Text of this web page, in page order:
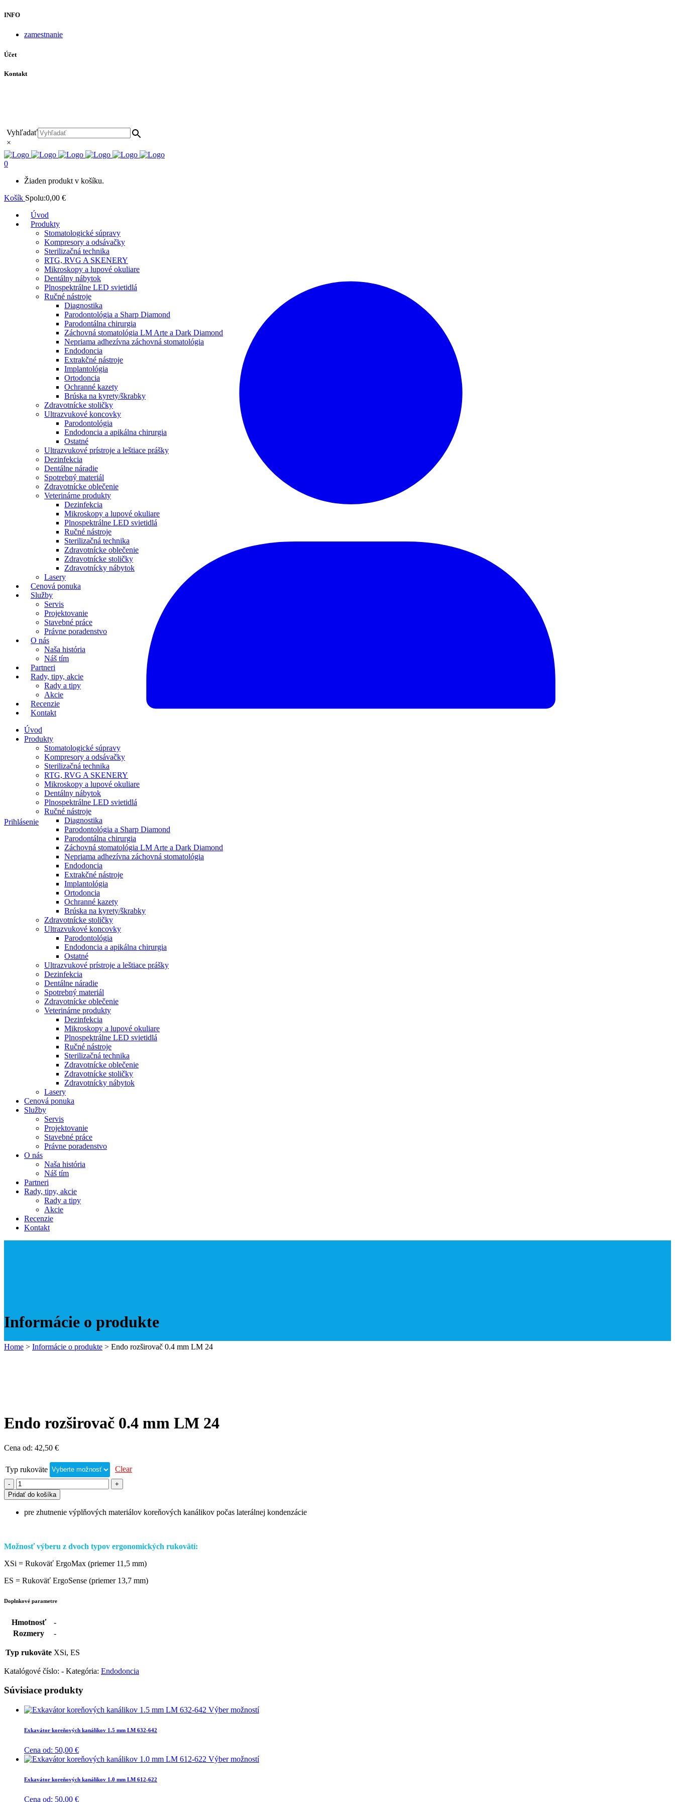
INFO
zamestnanie
Účet
Kontakt
Vyhľadať
×
Prihlásenie
0
Žiaden produkt v košíku.
Košík Spolu:0,00 €
Úvod
Produkty
Stomatologické súpravy
Kompresory a odsávačky
Sterilizačná technika
RTG, RVG A SKENERY
Mikroskopy a lupové okuliare
Dentálny nábytok
Plnospektrálne LED svietidlá
Ručné nástroje
Diagnostika
Parodontológia a Sharp Diamond
Parodontálna chirurgia
Záchovná stomatológia LM Arte a Dark Diamond
Nepriama adhezívna záchovná stomatológia
Endodoncia
Extrakčné nástroje
Implantológia
Ortodoncia
Ochranné kazety
Brúska na kyrety/škrabky
Zdravotnícke stoličky
Ultrazvukové koncovky
Parodontológia
Endodoncia a apikálna chirurgia
Ostatné
Ultrazvukové prístroje a leštiace prášky
Dezinfekcia
Dentálne náradie
Spotrebný materiál
Zdravotnícke oblečenie
Veterinárne produkty
Dezinfekcia
Mikroskopy a lupové okuliare
Plnospektrálne LED svietidlá
Ručné nástroje
Sterilizačná technika
Zdravotnícke oblečenie
Zdravotnícke stoličky
Zdravotnícky nábytok
Lasery
Cenová ponuka
Služby
Servis
Projektovanie
Stavebné práce
Právne poradenstvo
O nás
Naša história
Náš tím
Partneri
Rady, tipy, akcie
Rady a tipy
Akcie
Recenzie
Kontakt
Úvod
Produkty
Stomatologické súpravy
Kompresory a odsávačky
Sterilizačná technika
RTG, RVG A SKENERY
Mikroskopy a lupové okuliare
Dentálny nábytok
Plnospektrálne LED svietidlá
Ručné nástroje
Diagnostika
Parodontológia a Sharp Diamond
Parodontálna chirurgia
Záchovná stomatológia LM Arte a Dark Diamond
Nepriama adhezívna záchovná stomatológia
Endodoncia
Extrakčné nástroje
Implantológia
Ortodoncia
Ochranné kazety
Brúska na kyrety/škrabky
Zdravotnícke stoličky
Ultrazvukové koncovky
Parodontológia
Endodoncia a apikálna chirurgia
Ostatné
Ultrazvukové prístroje a leštiace prášky
Dezinfekcia
Dentálne náradie
Spotrebný materiál
Zdravotnícke oblečenie
Veterinárne produkty
Dezinfekcia
Mikroskopy a lupové okuliare
Plnospektrálne LED svietidlá
Ručné nástroje
Sterilizačná technika
Zdravotnícke oblečenie
Zdravotnícke stoličky
Zdravotnícky nábytok
Lasery
Cenová ponuka
Služby
Servis
Projektovanie
Stavebné práce
Právne poradenstvo
O nás
Naša história
Náš tím
Partneri
Rady, tipy, akcie
Rady a tipy
Akcie
Recenzie
Kontakt
Informácie o produkte
Home > Informácie o produkte > Endo rozširovač 0.4 mm LM 24
Endo rozširovač 0.4 mm LM 24
Cena od: 42,50 €
Typ rukoväte Clear
Pridať do košíka
pre zhutnenie výplňových materiálov koreňových kanálikov počas laterálnej kondenzácie
Možnosť výberu z dvoch typov ergonomických rukovätí:
XSi = Rukoväť ErgoMax (priemer 11,5 mm)
ES = Rukoväť ErgoSense (priemer 13,7 mm)
Doplnkové parametre
Hmotnosť
-
Rozmery
-
Typ rukoväte XSi, ES
Katalógové číslo: - Kategória: Endodoncia
Súvisiace produkty
Výber možností
Exkavátor koreňových kanálikov 1.5 mm LM 632-642
Cena od: 50,00 €
Výber možností
Exkavátor koreňových kanálikov 1.0 mm LM 612-622
Cena od: 50,00 €